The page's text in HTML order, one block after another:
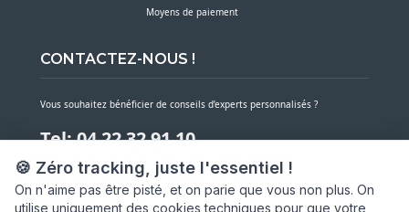
🍪 Zéro tracking, juste l'essentiel !
On n'aime pas être pisté, et on parie que vous non plus. On
utilise uniquement des cookies techniques pour que votre
Moyens de paiement
CONTACTEZ-NOUS !
Vous souhaitez bénéficier de conseils d’experts personnalisés ?
Tel: 04 22 32 91 10
Notre service client est à votre écoute du lundi au vendredi de 7h30 à 16h